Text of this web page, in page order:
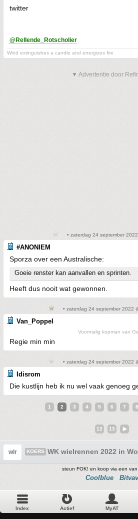
twitter
@Rellende_Rotscholier
Wind extinguishes a candle and energizes fire
▼ Advertentie door
• zaterdag 24 september
#ANONIEM
Sporza over een Australische:
Goeie renster kan aanvallen en sprinten.
Heeft dus nooit wat gewonnen.
• zaterdag 24 september 2022
Van_Poppel
Voormalig kopman van
Regie min min
• zaterdag 24 september 2022
Idisrom
Die kustlijn heb ik nu wel vaak genoeg
1 2 3 4 5 6 7 8
12 13
wlr KOERS WK wielrennen 2022 in
steun FOK! en koop via een
Coolblue
Index Actief MyAT